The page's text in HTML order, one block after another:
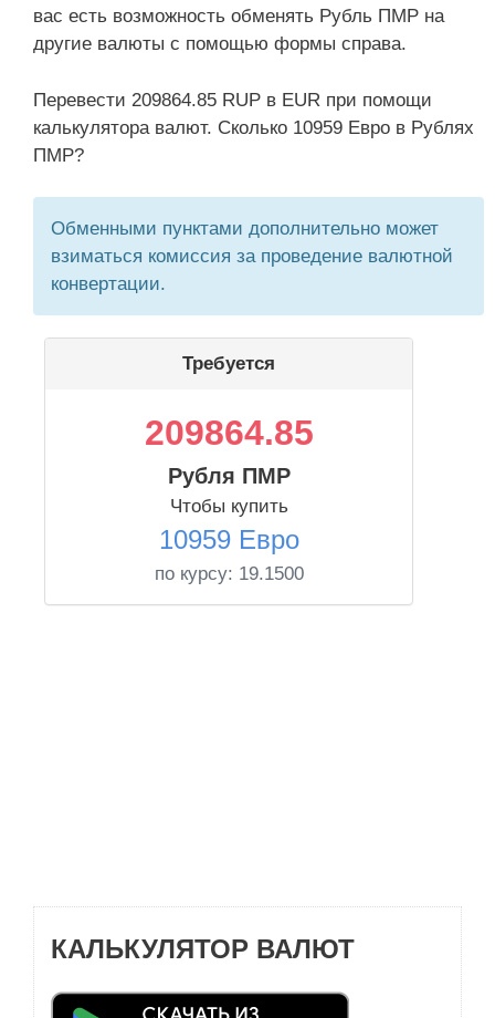
вас есть возможность обменять Рубль ПМР на
другие валюты с помощью формы справа.
Перевести 209864.85 RUP в EUR при помощи
калькулятора валют. Сколько 10959 Евро в Рублях
ПМР?
Обменными пунктами дополнительно может
взиматься комиссия за проведение валютной
конвертации.
Требуется
209864.85
Рубля ПМР
Чтобы купить
10959 Евро
по курсу: 19.1500
КАЛЬКУЛЯТОР ВАЛЮТ